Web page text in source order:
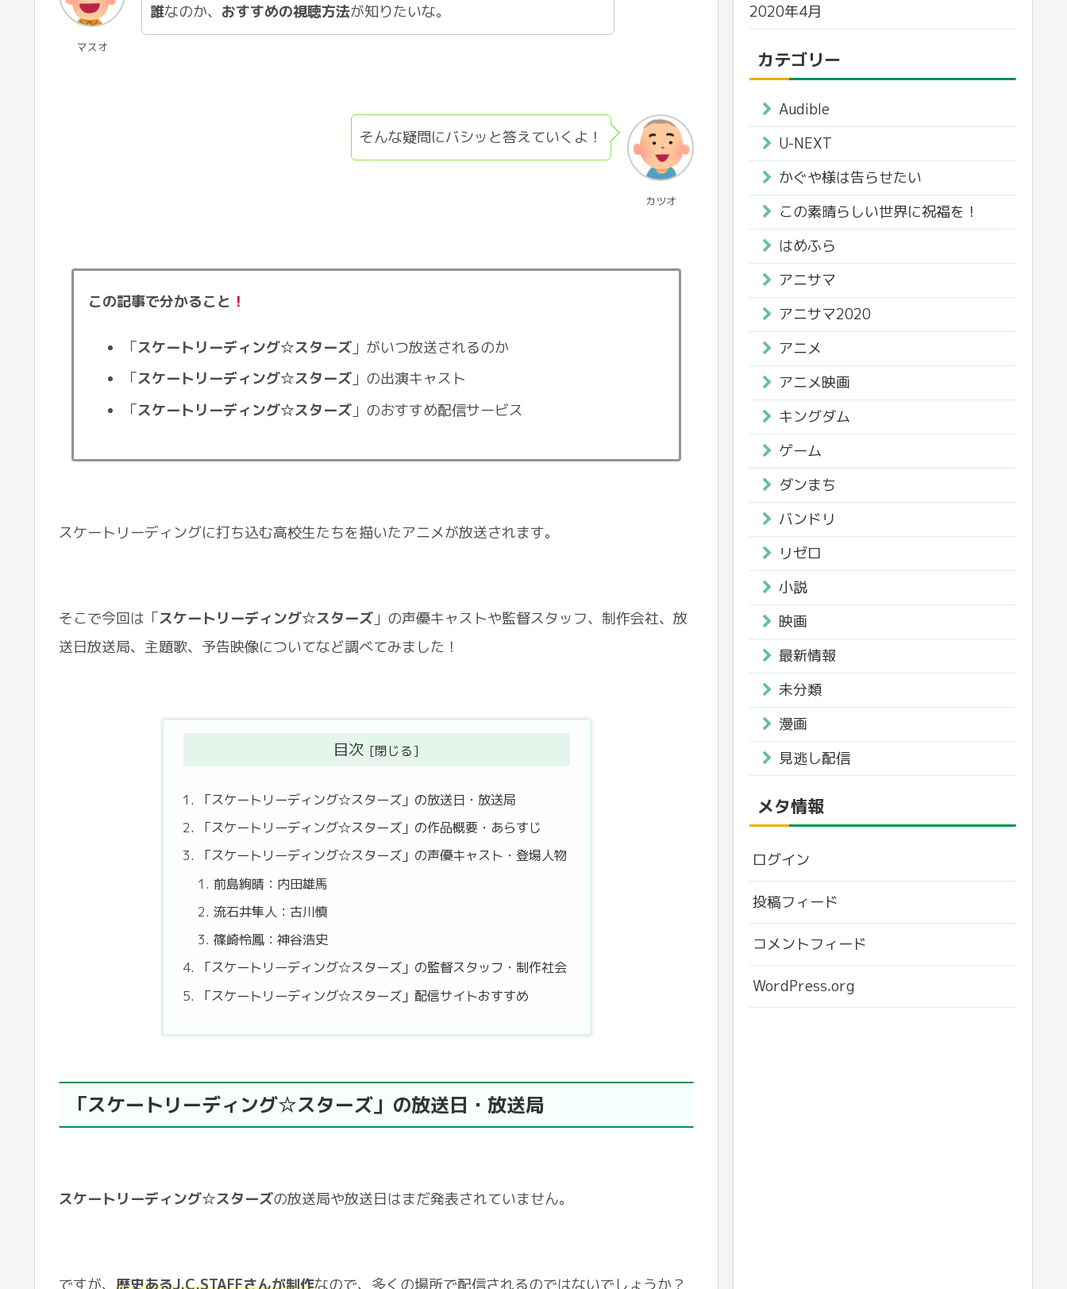
マスオ
誰なのか、 おすすめの視聴方法が知りたいな。
カツオ
そんな疑問にバシッと答えていくよ！
この記事で分かること ！
「スケートリーディング☆スターズ」がいつ放送されるのか
「スケートリーディング☆スターズ」の出演キャスト
「スケートリーディング☆スターズ」のおすすめ配信サービス
スケートリーディングに打ち込む高校生たちを描いたアニメが放送されます。
そこで今回は「スケートリーディング☆スターズ」の声優キャストや監督スタッフ、制作会社、放
送日放送局、主題歌、予告映像についてなど調べてみました！
目次
「スケートリーディング☆スターズ」の放送日・放送局
「スケートリーディング☆スターズ」の作品概要・あらすじ
「スケートリーディング☆スターズ」の声優キャスト・登場人物
前島絢晴：内田雄馬
流石井隼人：古川慎
篠崎怜鳳：神谷浩史
「スケートリーディング☆スターズ」の監督スタッフ・制作社会
「スケートリーディング☆スターズ」配信サイトおすすめ
「スケートリーディング☆スターズ」の放送日・放送局
スケートリーディング☆スターズの放送局や放送日はまだ発表されていません。
ですが、 歴史あるJ.C.STAFFさんが制作なので、多くの場所で配信されるのではないでしょうか？
2020年4月
カテゴリー
Audible
U-NEXT
かぐや様は告らせたい
この素晴らしい世界に祝福を！
はめふら
アニサマ
アニサマ2020
アニメ
アニメ映画
キングダム
ゲーム
ダンまち
バンドリ
リゼロ
小説
映画
最新情報
未分類
漫画
見逃し配信
メタ情報
ログイン
投稿フィード
コメントフィード
WordPress.org